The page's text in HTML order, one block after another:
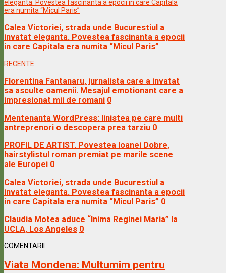
Calea Victoriei, strada unde Bucurestiul a
invatat eleganta. Povestea fascinanta a epocii
in care Capitala era numita “Micul Paris”
RECENTE
Florentina Fantanaru, jurnalista care a invatat
sa asculte oamenii. Mesajul emotionant care a
impresionat mii de romani 0
Mentenanta WordPress: linistea pe care multi
antreprenori o descopera prea tarziu 0
PROFIL DE ARTIST. Povestea Ioanei Dobre,
hairstylistul roman premiat pe marile scene
ale Europei 0
Calea Victoriei, strada unde Bucurestiul a
invatat eleganta. Povestea fascinanta a epocii
in care Capitala era numita “Micul Paris” 0
Claudia Motea aduce “Inima Reginei Maria” la
UCLA, Los Angeles 0
COMENTARII
Viata Mondena: Multumim pentru